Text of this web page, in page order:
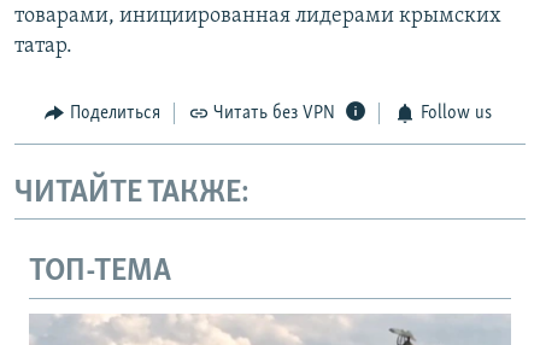
товарами, инициированная лидерами крымских
татар.
Поделиться Читать без VPN Follow us
ЧИТАЙТЕ ТАКЖЕ:
ТОП-ТЕМА